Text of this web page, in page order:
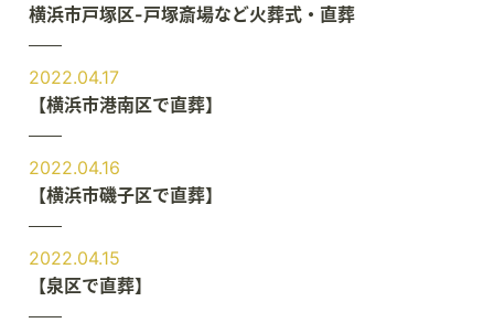
横浜市戸塚区-戸塚斎場など火葬式・直葬
2022.04.17
【横浜市港南区で直葬】
2022.04.16
【横浜市磯子区で直葬】
2022.04.15
【泉区で直葬】